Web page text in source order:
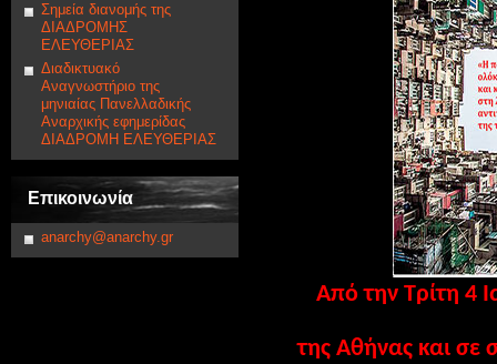
Σημεία διανομής της
ΔΙΑΔΡΟΜΗΣ
ΕΛΕΥΘΕΡΙΑΣ
Διαδικτυακό
Αναγνωστήριο της
μηνιαίας Πανελλαδικής
Αναρχικής εφημερίδας
ΔΙΑΔΡΟΜΗ ΕΛΕΥΘΕΡΙΑΣ
Επικοινωνία
anarchy@anarchy.gr
Από την Τρίτη 4
της Αθήνας και σε